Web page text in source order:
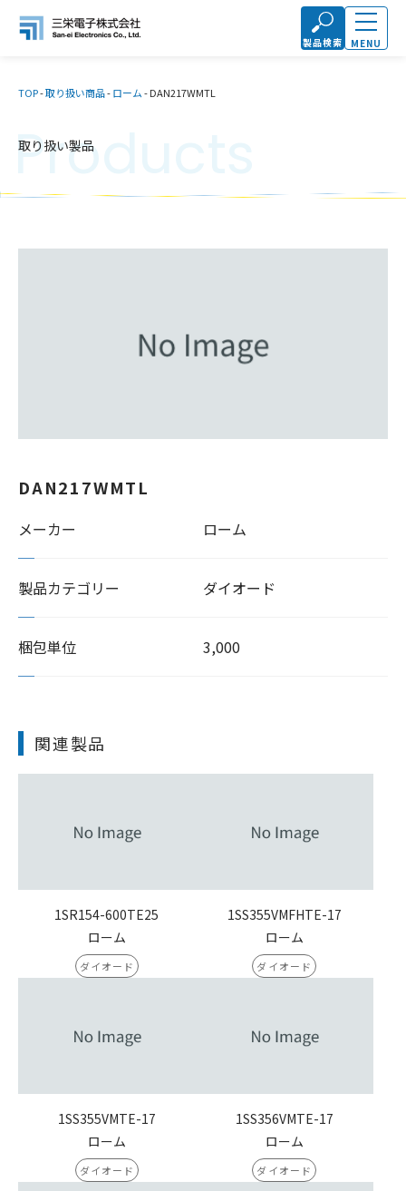
製品検索 MENU
TOP-取り扱い商品-ローム-DAN217WMTL
取り扱い製品
Products
DAN217WMTL
メーカー ローム
製品カテゴリー ダイオード
梱包単位 3,000
関連製品
1SR154-600TE25
ローム
ダイオード
1SS355VMFHTE-17
ローム
ダイオード
1SS355VMTE-17
ローム
ダイオード
1SS356VMTE-17
ローム
ダイオード